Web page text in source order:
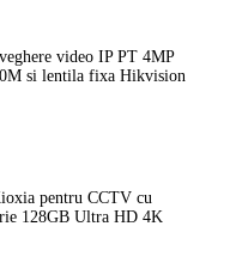
video IP PT 4MP
si lentila fixa Hikvision
E F1
pentru CCTV cu
128GB Ultra HD 4K